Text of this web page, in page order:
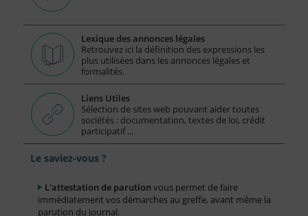
Lexique des annonces légales
Retrouvez ici la définition des expressions les
plus utilisées dans les annonces légales et
formalités.
Liens Utiles
Sélection de sites web pouvant aider toutes
sociétés : documentation, textes de loi, crédit
participatif ...
Le saviez-vous ?
L'attestation de parution vous permet de faire
immédiatement vos démarches au greffe, avant même la
parution du journal.